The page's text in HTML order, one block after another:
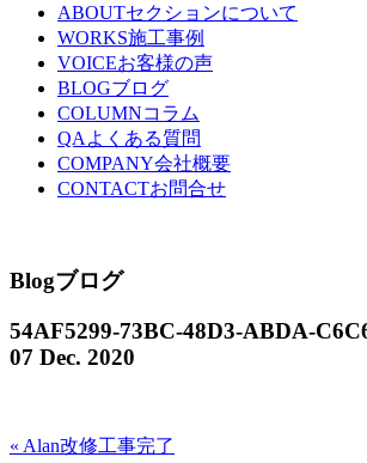
ABOUTセクションについて
WORKS施工事例
VOICEお客様の声
BLOGブログ
COLUMNコラム
QA よくある質問
COMPANY会社概要
CONTACTお問合せ
Blogブログ
54AF5299-73BC-48D3-ABDA-
07 Dec. 2020
« Alan改修工事完了